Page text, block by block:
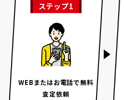
ステップ1
WEBまたはお電話で無料
査定依頼